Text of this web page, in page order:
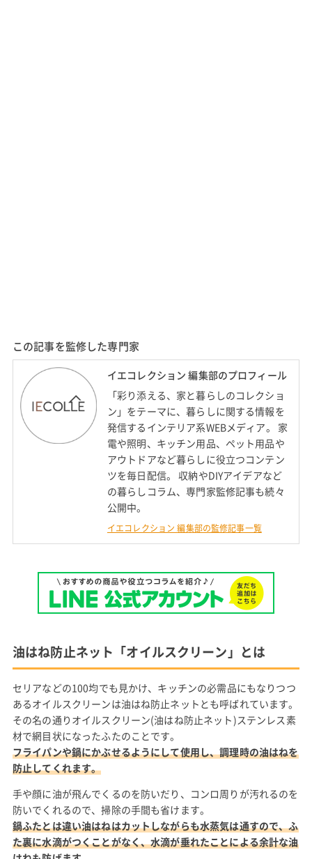
この記事を監修した専門家
イエコレクション 編集部のプロフィール
「彩り添える、家と暮らしのコレクショ
ン」をテーマに、暮らしに関する情報を
発信するインテリア系WEBメディア。 家
電や照明、キッチン用品、ペット用品や
アウトドアなど暮らしに役立つコンテン
ツを毎日配信。 収納やDIYアイデアなど
の暮らしコラム、専門家監修記事も続々
公開中。
イエコレクション 編集部の監修記事一覧
油はね防止ネット「オイルスクリーン」とは
セリアなどの100均でも見かけ、キッチンの必需品にもなりつつ
あるオイルスクリーンは油はね防止ネットとも呼ばれています。
その名の通りオイルスクリーン(油はね防止ネット)ステンレス素
材で網目状になったふたのことです。
フライパンや鍋にかぶせるようにして使用し、調理時の油はねを
防止してくれます。
手や顔に油が飛んでくるのを防いだり、コンロ周りが汚れるのを
防いでくれるので、掃除の手間も省けます。
鍋ふたとは違い油はねはカットしながらも水蒸気は通すので、ふ
た裏に水滴がつくことがなく、水滴が垂れたことによる余計な油